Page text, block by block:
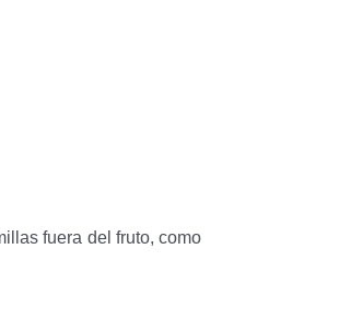
fuera del fruto, como